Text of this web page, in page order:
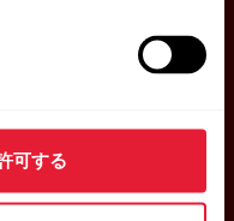
可する